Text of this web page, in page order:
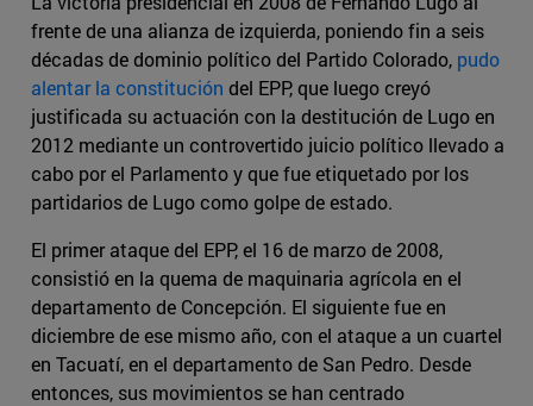
frente de una alianza de izquierda, poniendo fin a seis
décadas de dominio político del Partido Colorado, pudo
alentar la constitución del EPP, que luego creyó
justificada su actuación con la destitución de Lugo en
2012 mediante un controvertido juicio político llevado a
cabo por el Parlamento y que fue etiquetado por los
partidarios de Lugo como golpe de estado.
El primer ataque del EPP, el 16 de marzo de 2008,
consistió en la quema de maquinaria agrícola en el
departamento de Concepción. El siguiente fue en
diciembre de ese mismo año, con el ataque a un cuartel
en Tacuatí, en el departamento de San Pedro. Desde
entonces, sus movimientos se han centrado